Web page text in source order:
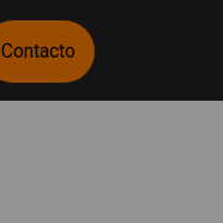
Contacto